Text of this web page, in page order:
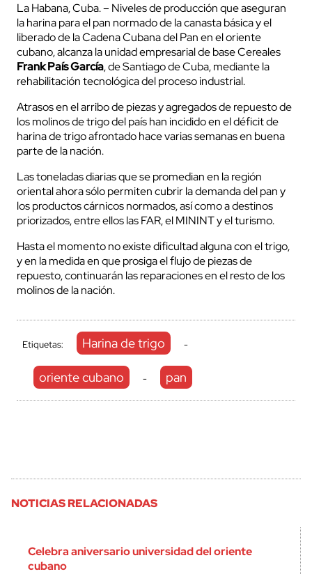
La Habana, Cuba. – Niveles de producción que aseguran
la harina para el pan normado de la canasta básica y el
liberado de la Cadena Cubana del Pan en el oriente
cubano, alcanza la unidad empresarial de base Cereales
Frank País García, de Santiago de Cuba, mediante la
rehabilitación tecnológica del proceso industrial.
Atrasos en el arribo de piezas y agregados de repuesto de
los molinos de trigo del país han incidido en el déficit de
harina de trigo afrontado hace varias semanas en buena
parte de la nación.
Las toneladas diarias que se promedian en la región
oriental ahora sólo permiten cubrir la demanda del pan y
los productos cárnicos normados, así como a destinos
priorizados, entre ellos las FAR, el MININT y el turismo.
Hasta el momento no existe dificultad alguna con el trigo,
y en la medida en que prosiga el flujo de piezas de
repuesto, continuarán las reparaciones en el resto de los
molinos de la nación.
Etiquetas: Harina de trigo -
oriente cubano - pan
NOTICIAS RELACIONADAS
Celebra aniversario universidad del oriente
cubano